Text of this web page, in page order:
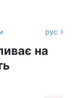
рус
на